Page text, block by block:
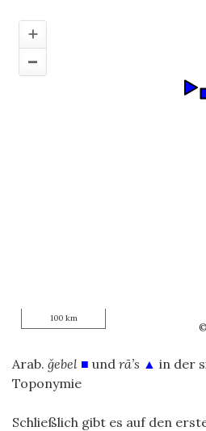
+
–
©
100 km
Arab. ǧebel ■ und rā’s ▲ in der
Toponymie
Schließlich gibt es auf den